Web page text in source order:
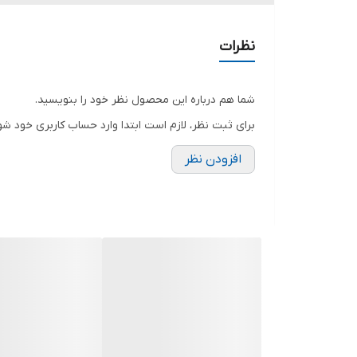
نظرات
شما هم درباره این محصول نظر خود را بنویسید.
برای ثبت نظر، لازم است ابتدا وارد حساب کاربری خود
افزودن نظر